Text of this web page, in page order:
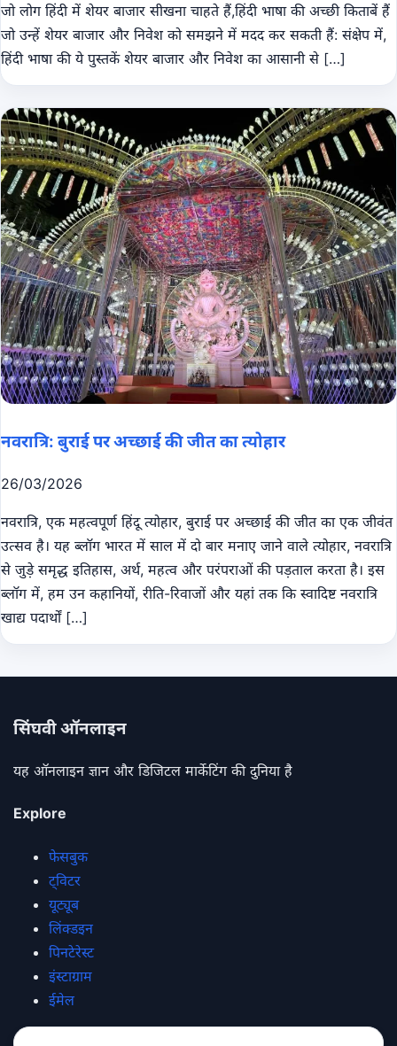
जो लोग हिंदी में शेयर बाजार सीखना चाहते हैं,हिंदी भाषा की अच्छी किताबें हैं
जो उन्हें शेयर बाजार और निवेश को समझने में मदद कर सकती हैं: संक्षेप में,
हिंदी भाषा की ये पुस्तकें शेयर बाजार और निवेश का आसानी से […]
नवरात्रि: बुराई पर अच्छाई की जीत का त्योहार
26/03/2026
नवरात्रि, एक महत्वपूर्ण हिंदू त्योहार, बुराई पर अच्छाई की जीत का एक जीवंत
उत्सव है। यह ब्लॉग भारत में साल में दो बार मनाए जाने वाले त्योहार, नवरात्रि
से जुड़े समृद्ध इतिहास, अर्थ, महत्व और परंपराओं की पड़ताल करता है। इस
ब्लॉग में, हम उन कहानियों, रीति-रिवाजों और यहां तक ​​कि स्वादिष्ट नवरात्रि
खाद्य पदार्थों […]
सिंघवी ऑनलाइन
यह ऑनलाइन ज्ञान और डिजिटल मार्केटिंग की दुनिया है
Explore
फेसबुक
ट्विटर
यूट्यूब
लिंक्डइन
पिनटेरेस्ट
इंस्टाग्राम
ईमेल